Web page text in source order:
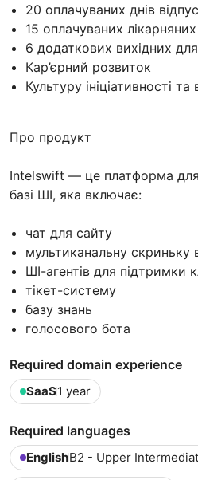
20 оплачуваних днів
15 оплачуваних лікарняних
6 додаткових вихідних
Кар’єрний розвиток
Культуру ініціативності
Про продукт
Intelswift — це платформа для
базі ШІ, яка включає:
чат для сайту
мультиканальну скриньку
ШІ-агентів для підтримки
тікет-систему
базу знань
голосового бота
Required domain experience
SaaS1 year
Required languages
EnglishB2 - Upper